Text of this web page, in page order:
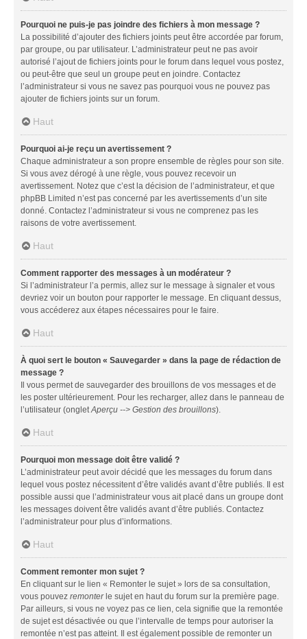
Pourquoi ne puis-je pas joindre des fichiers à mon message ?
La possibilité d’ajouter des fichiers joints peut être accordée par forum,
par groupe, ou par utilisateur. L’administrateur peut ne pas avoir
autorisé l’ajout de fichiers joints pour le forum dans lequel vous postez,
ou peut-être que seul un groupe peut en joindre. Contactez
l’administrateur si vous ne savez pas pourquoi vous ne pouvez pas
ajouter de fichiers joints sur un forum.
Haut
Pourquoi ai-je reçu un avertissement ?
Chaque administrateur a son propre ensemble de règles pour son site.
Si vous avez dérogé à une règle, vous pouvez recevoir un
avertissement. Notez que c’est la décision de l’administrateur, et que
phpBB Limited n’est pas concerné par les avertissements d’un site
donné. Contactez l’administrateur si vous ne comprenez pas les
raisons de votre avertissement.
Haut
Comment rapporter des messages à un modérateur ?
Si l’administrateur l’a permis, allez sur le message à signaler et vous
devriez voir un bouton pour rapporter le message. En cliquant dessus,
vous accéderez aux étapes nécessaires pour le faire.
Haut
À quoi sert le bouton « Sauvegarder » dans la page de rédaction de
message ?
Il vous permet de sauvegarder des brouillons de vos messages et de
les poster ultérieurement. Pour les recharger, allez dans le panneau de
l’utilisateur (ongletAperçu --> Gestion des brouillons).
Haut
Pourquoi mon message doit être validé ?
L’administrateur peut avoir décidé que les messages du forum dans
lequel vous postez nécessitent d’être validés avant d’être publiés. Il est
possible aussi que l’administrateur vous ait placé dans un groupe dont
les messages doivent être validés avant d’être publiés. Contactez
l’administrateur pour plus d’informations.
Haut
Comment remonter mon sujet ?
En cliquant sur le lien « Remonter le sujet » lors de sa consultation,
vous pouvez remonterle sujet en haut du forum sur la première page.
Par ailleurs, si vous ne voyez pas ce lien, cela signifie que la remontée
de sujet est désactivée ou que l’intervalle de temps pour autoriser la
remontée n’est pas atteint. Il est également possible de remonter un